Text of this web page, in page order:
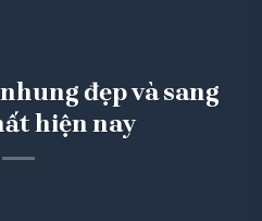
đẹp và sang
hiện nay